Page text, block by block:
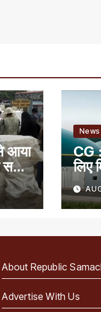
आया
News
CG
लिए
का
About Republic
Advertise With Us